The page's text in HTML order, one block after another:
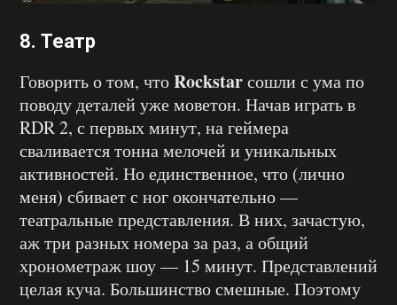
8. Театр
Говорить о том, чтоRockstarсошли с ума по
поводу деталей уже моветон. Начав играть в
RDR 2, с первых минут, на геймера
сваливается тонна мелочей и уникальных
активностей. Но единственное, что (лично
меня) сбивает с ног окончательно —
театральные представления. В них, зачастую,
аж три разных номера за раз, а общий
хронометраж шоу — 15 минут. Представлений
целая куча. Большинство смешные. Поэтому